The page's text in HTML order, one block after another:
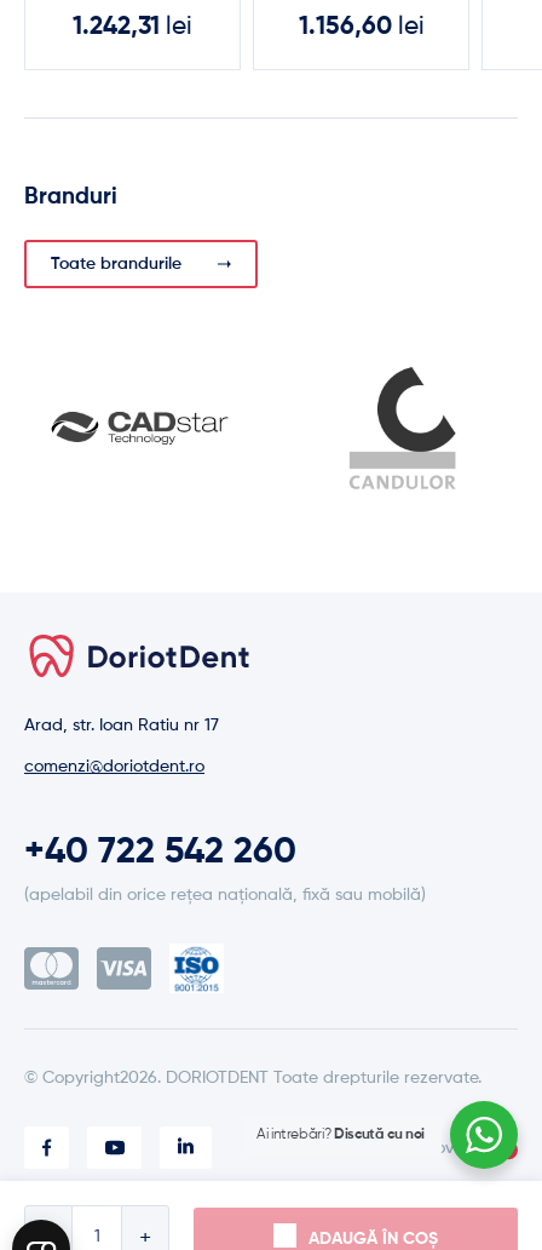
ADAUGĂ ÎN COȘ
1.242,31 lei 1.156,60 lei
Branduri
Toate brandurile
Arad, str. Ioan Ratiu nr 17
comenzi@doriotdent.ro
+40 722 542 260
(apelabil din orice rețea națională, fixă sau mobilă)
© Copyright2026. DORIOTDENT Toate drepturile rezervate.
Made with love by
Ai intrebări? Discută cu noi